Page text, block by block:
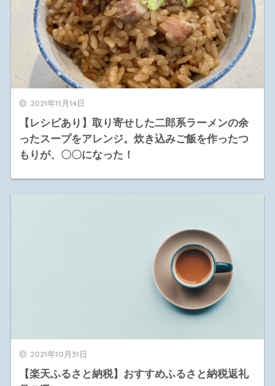
2021年11月14日
【レシピあり】取り寄せした二郎系ラーメンの余
ったスープをアレンジ。炊き込みご飯を作ったつ
もりが、〇〇になった！
2021年10月31日
【楽天ふるさと納税】おすすめふるさと納税返礼